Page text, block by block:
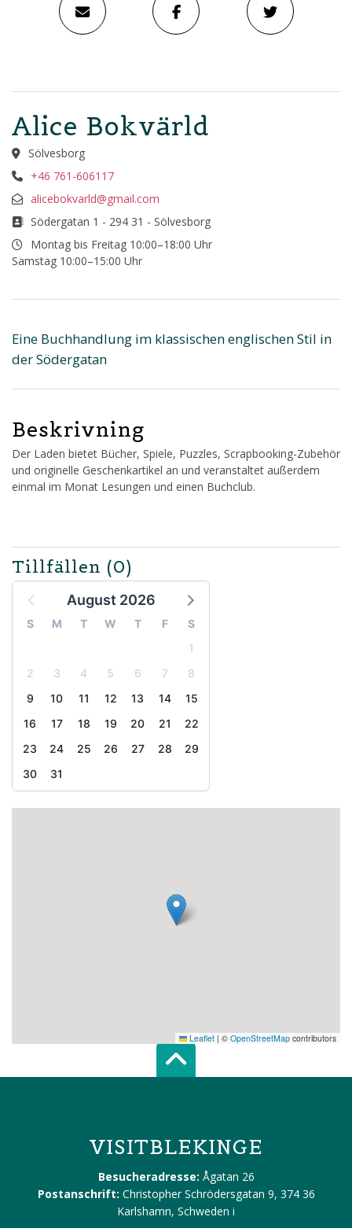
Alice Bokvärld
Sölvesborg
+46 761-606117
alicebokvarld@gmail.com
Södergatan 1 - 294 31 - Sölvesborg
Montag bis Freitag 10:00–18:00 Uhr
Samstag 10:00–15:00 Uhr
Eine Buchhandlung im klassischen englischen Stil in
der Södergatan
Beskrivning
Der Laden bietet Bücher, Spiele, Puzzles, Scrapbooking-Zubehör
und originelle Geschenkartikel an und veranstaltet außerdem
einmal im Monat Lesungen und einen Buchclub.
Tillfällen (0)
August 2026
S M T W T F
S
1
2
3 4 5 6 7
8
9
10 11 12 13 14
15
16
17 18 19 20 21
22
23
24 25 26 27 28
29
30
31
Leaflet | © OpenStreetMap contributors
Scroll top of
VISITBLEKINGE
Besucheradresse: Ågatan 26
Postanschrift: Christopher Schrödersgatan 9, 374 36
Karlshamn, Schweden i